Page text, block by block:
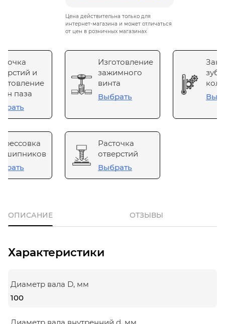
Цена действительна только для
интернет-магазина и может отличаться
от цен в розничных магазинах
и
паза
Изготовление
зажимного
винта
Выбрать
Расточка
отверстий
Выбрать
ОПИСАНИЕ ОТЗЫВЫ
Характеристики
Диаметр вала D, мм
100
Диаметр вала внутренний d, мм